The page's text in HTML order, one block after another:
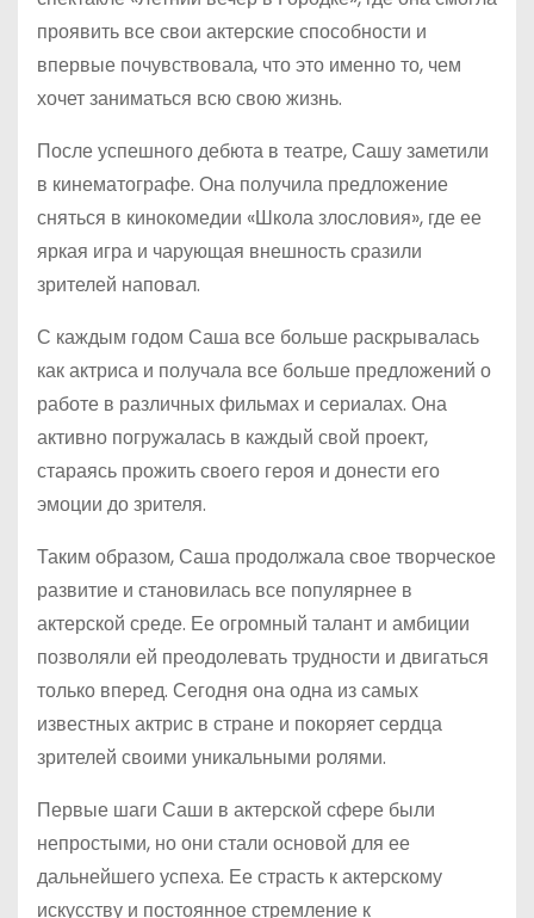
проявить все свои актерские способности и
впервые почувствовала, что это именно то, чем
хочет заниматься всю свою жизнь.
После успешного дебюта в театре, Сашу заметили
в кинематографе. Она получила предложение
сняться в кинокомедии «Школа злословия», где ее
яркая игра и чарующая внешность сразили
зрителей наповал.
С каждым годом Саша все больше раскрывалась
как актриса и получала все больше предложений о
работе в различных фильмах и сериалах. Она
активно погружалась в каждый свой проект,
стараясь прожить своего героя и донести его
эмоции до зрителя.
Таким образом, Саша продолжала свое творческое
развитие и становилась все популярнее в
актерской среде. Ее огромный талант и амбиции
позволяли ей преодолевать трудности и двигаться
только вперед. Сегодня она одна из самых
известных актрис в стране и покоряет сердца
зрителей своими уникальными ролями.
Первые шаги Саши в актерской сфере были
непростыми, но они стали основой для ее
дальнейшего успеха. Ее страсть к актерскому
искусству и постоянное стремление к